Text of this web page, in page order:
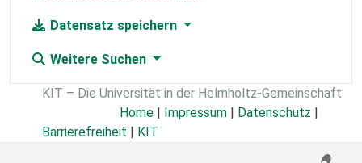
Datensatz speichern
Weitere Suchen
KIT – Die Universität in der Helmholtz-Gemeinschaft
Home | Impressum | Datenschutz |
Barrierefreiheit | KIT